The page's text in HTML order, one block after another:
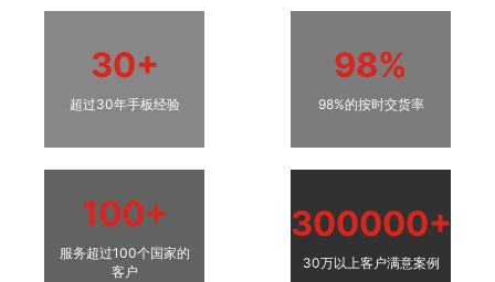
30+
超过30年手板经验
98%
98%的按时交货率
100+
服务超过100个国家的
客户
300000+
30万以上客户满意案例